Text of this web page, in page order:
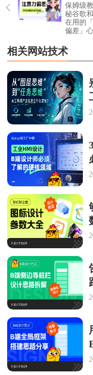
保姆级
秘谷歌
在用的
偏差」
相关网站技术